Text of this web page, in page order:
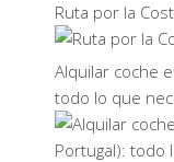
Ruta por la
Alquilar coche
todo lo que